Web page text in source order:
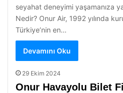
seyahat deneyimi yaşamanıza
Nedir? Onur Air, 1992 yılında
Türkiye’nin en…
Devamını Oku
29 Ekim 2024
Onur Havayolu Bilet